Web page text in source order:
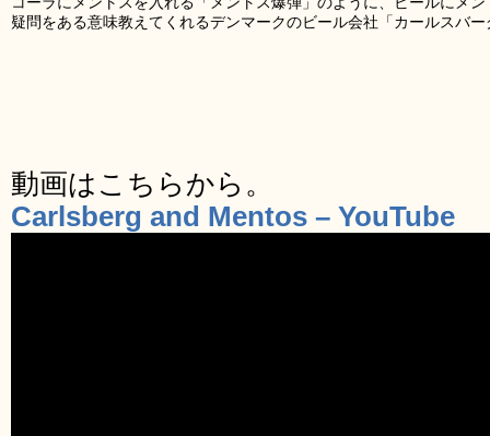
疑問をある意味教えてくれるデンマークのビール会社「カールスバ
動画はこちらから。
Carlsberg and Mentos – YouTube